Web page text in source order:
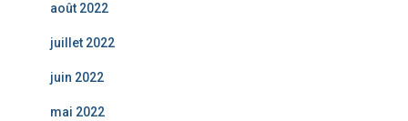
août 2022
juillet 2022
juin 2022
mai 2022